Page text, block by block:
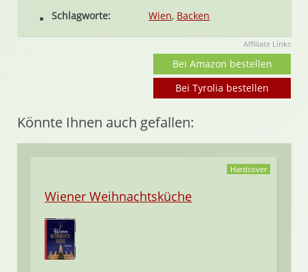
Schlagworte: Wien, Backen
Affiliate Links
Bei Amazon bestellen
Bei Tyrolia bestellen
Könnte Ihnen auch gefallen:
Hardcover
Wiener Weihnachtsküche